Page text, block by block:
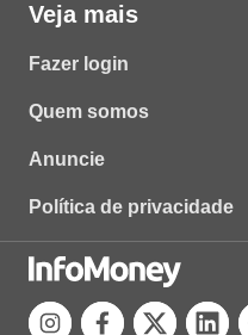
Veja mais
Fazer login
Quem somos
Anuncie
Política de privacidade